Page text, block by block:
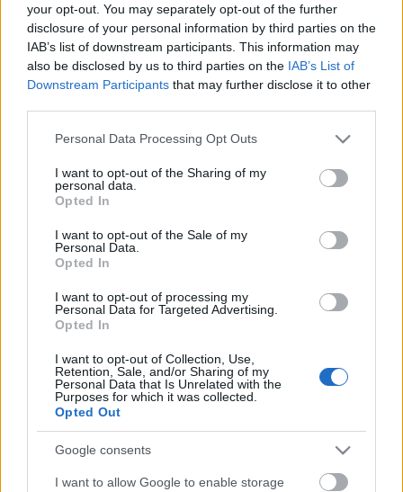
your opt-out. You may separately opt-out of the further
disclosure of your personal information by third parties on the
IAB’s list of downstream participants. This information may
also be disclosed by us to third parties on the IAB’s List of
Downstream Participants that may further disclose it to other
Please note that this website/app uses one or more Google
not limited to your visit or usage behaviour. You may click to
grant or deny consent to Google and its third-party tags to
use your data for below specified purposes in below Google
consent section.
Personal Data Processing Opt Outs
I want to opt-out of the Sharing of my
personal data.
Opted In
I want to opt-out of the Sale of my
Personal Data.
Opted In
I want to opt-out of processing my
Personal Data for Targeted Advertising.
Opted In
I want to opt-out of Collection, Use,
Retention, Sale, and/or Sharing of my
Personal Data that Is Unrelated with the
Purposes for which it was collected.
Opted Out
Google consents
I want to allow Google to enable storage
A feladat:
- Nevezz meg egy kiállítót és egy fellépőt az idei
Konyhakiállítás programjából
- Kivel főznél legszívesebben egy tökéletes
konyhában?
- Mi a legfontosabb tulajdonsága a tökéletes
konyhának számodra?
A megfejtéseket emailben várom
(vilagevo@gmail.com) szerda éjfélig! Legyen a tárgy
mező az, hogy 'Konyhakiállítás', a levélben pedig - a
megfejtésen kívül - a neved és a telefonszámod.
(a győzteseket emailben értesítem csütörtökön, a
helyszínen vehetik majd át a jegyüket, ennek
módjáról is megkapják a részletes infót).
Konyhakiállításról minden fontos infó itt
megtalálható!